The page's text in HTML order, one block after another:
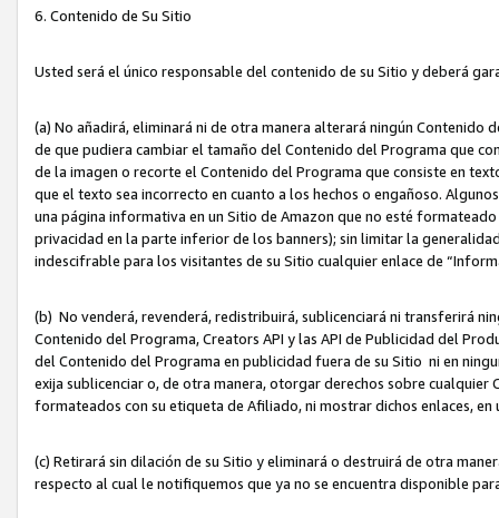
6. Contenido de Su Sitio
Usted será el único responsable del contenido de su Sitio y deberá
(a) No añadirá, eliminará ni de otra manera alterará ningún
de que pudiera cambiar el tamaño del Contenido del Programa que
de la imagen o recorte el Contenido del Programa que consiste en
que el texto sea incorrecto en cuanto a los hechos o engañoso.
una página informativa en un Sitio de Amazon que no esté
privacidad en la parte inferior de los banners); sin limitar la
indescifrable para los visitantes de su Sitio cualquier enlace de
(b) No venderá, revenderá, redistribuirá, sublicenciará ni transferirá
Contenido del Programa, Creators API y las API de Publicidad del
del Contenido del Programa en publicidad fuera de su Sitio ni en
exija sublicenciar o, de otra manera, otorgar derechos sobre
formateados con su etiqueta de Afiliado, ni mostrar dichos enlaces,
(c) Retirará sin dilación de su Sitio y eliminará o destruirá de otra
respecto al cual le notifiquemos que ya no se encuentra disponible